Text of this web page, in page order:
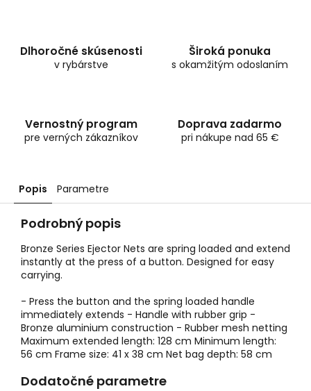
Dlhoročné skúsenosti
v rybárstve
Široká ponuka
s okamžitým odoslaním
Vernostný program
pre verných zákazníkov
Doprava zadarmo
pri nákupe nad 65 €
Popis Parametre
Podrobný popis
Bronze Series Ejector Nets are spring loaded and extend
instantly at the press of a button. Designed for easy
carrying.
- Press the button and the spring loaded handle
immediately extends - Handle with rubber grip -
Bronze aluminium construction - Rubber mesh netting
Maximum extended length: 128 cm Minimum length:
56 cm Frame size: 41 x 38 cm Net bag depth: 58 cm
Dodatočné parametre